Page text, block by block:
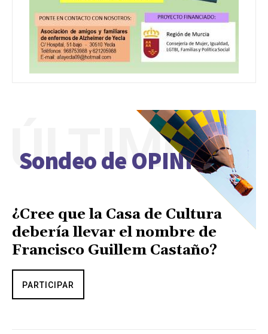
Sondeo de OPINIÓN
ÚLTIMO
¿Cree que la Casa de Cultura
debería llevar el nombre de
Francisco Guillem Castaño?
PARTICIPAR